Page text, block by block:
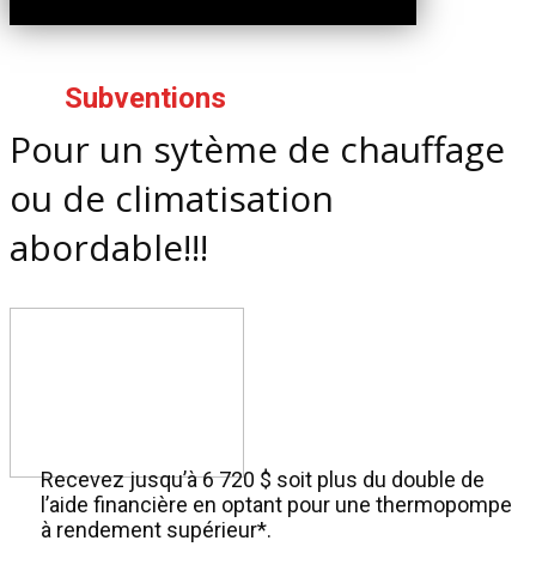
Subventions
Pour un sytème de chauffage
ou de climatisation
abordable!!!
Recevez jusqu’à 6 720 $ soit plus du double de
l’aide financière en optant pour une thermopompe
à rendement supérieur*.